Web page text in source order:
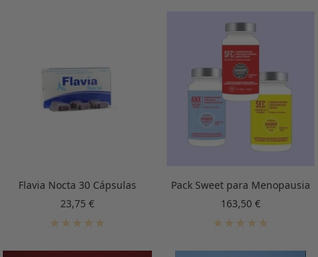
Flavia Nocta 30 Cápsulas
Precio
de
23,75 €
Pack Sweet para Menopausia
Precio
de
163,50 €